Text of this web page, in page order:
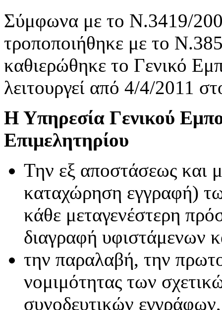
Σύμφωνα με το Ν.3419/
τροποποιήθηκε με το
καθιερώθηκε το Γενικό
λειτουργεί από 4/4/2011
Η Υπηρεσία Γενικού
Επιμελητηρίου
Την εξ αποστάσεως και
καταχώρηση εγγραφή)
κάθε μεταγενέστερη
διαγραφή υφιστάμενων
την παραλαβή, την
νομιμότητας των
συνοδευτικών